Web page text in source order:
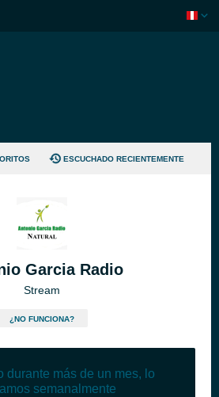
ESCUCHADO RECIENTEMENTE
Garcia Radio
Stream
¿NO FUNCIONA?
durante más de un mes, lo
semanalmente